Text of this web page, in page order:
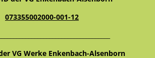
073355002000-001-12
VG Werke Enkenbach-Alsenborn